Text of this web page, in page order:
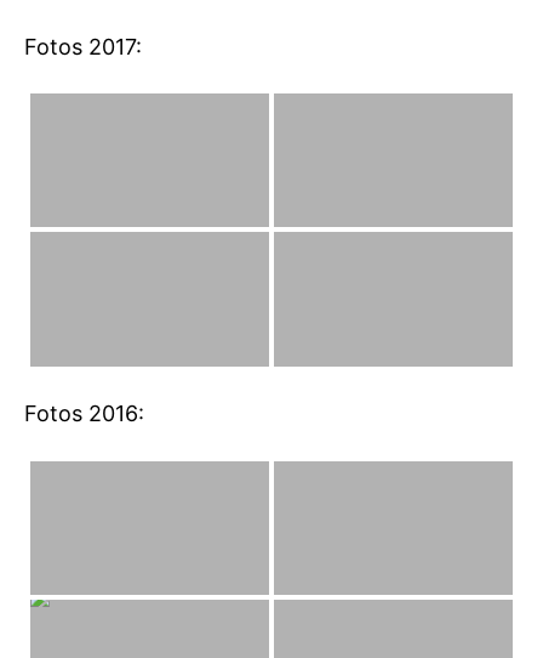
Fotos 2017:
Fotos 2016: